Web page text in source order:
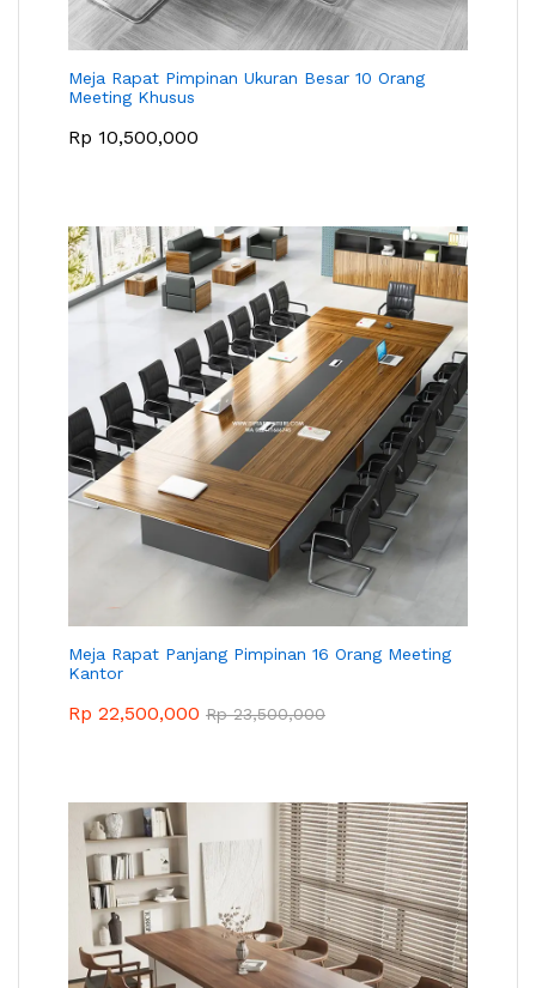
Meja Rapat Pimpinan Ukuran Besar 10 Orang
Meeting Khusus
Rp 10,500,000
Meja Rapat Panjang Pimpinan 16 Orang Meeting
Kantor
Rp 22,500,000 Rp23,500,000